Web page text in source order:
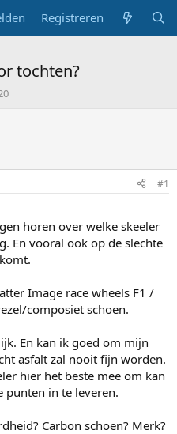
Registreren
tochten?
#1
horen over welke skeeler
En vooral ook op de slechte
Image race wheels F1 /
composiet schoen.
En kan ik goed om mijn
asfalt zal nooit fijn worden.
hier het beste mee om kan
punten in te leveren.
Carbon schoen? Merk?